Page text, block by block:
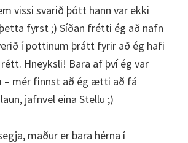
vissi svarið þótt hann var ekki
fyrst ;) Síðan frétti ég að nafn
í pottinum þrátt fyrir að ég hafi
Hneyksli! Bara af því ég var
– mér finnst að ég ætti að fá
jafnvel eina Stellu ;)
maður er bara hérna í